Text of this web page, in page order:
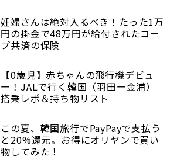
妊婦さんは絶対入るべき！たった1万
円の掛金で48万円が給付されたコー
プ共済の保険
【0歳児】赤ちゃんの飛行機デビュ
ー！JALで行く韓国（羽田ー金浦）
搭乗レポ＆持ち物リスト
この夏、韓国旅行でPayPayで支払う
と20%還元。お得にオリヤンで買い
物してみた！